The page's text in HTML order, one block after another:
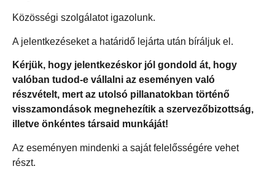
Közösségi szolgálatot igazolunk.
A jelentkezéseket a határidő lejárta után bíráljuk el.
Kérjük, hogy jelentkezéskor jól gondold át, hogy
valóban tudod-e vállalni az eseményen való
részvételt, mert az utolsó pillanatokban történő
visszamondások megnehezítik a szervezőbizottság,
illetve önkéntes társaid munkáját!
Az eseményen mindenki a saját felelősségére vehet
részt.